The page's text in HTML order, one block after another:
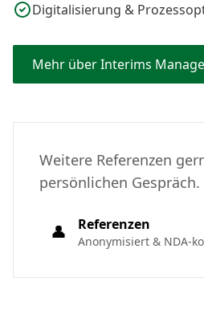
Digitalisierung &
Mehr über Interims
Weitere Referenzen
persönlichen Gespräch.
👤 Referenzen
Anonymisiert & NDA-